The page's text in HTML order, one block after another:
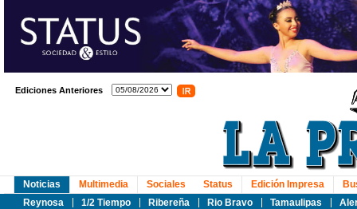
Ediciones Anteriores
Noticias
Reynosa
1/2 Tiempo Ribereña Rio Bravo Tamaulipas
Multimedia Sociales Status Edición Impresa